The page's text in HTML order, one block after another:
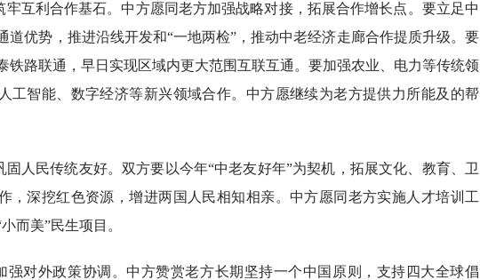
牢互利合作基石。中方愿同老方加强战略对接，拓展合作增长点。要立足中
道优势，推进沿线开发和“一地两检”，推动中老经济走廊合作提质升级。要
铁路联通，早日实现区域内更大范围互联互通。要加强农业、电力等传统领
工智能、数字经济等新兴领域合作。中方愿继续为老方提供力所能及的帮
固人民传统友好。双方要以今年“中老友好年”为契机，拓展文化、教育、卫
，深挖红色资源，增进两国人民相知相亲。中方愿同老方实施人才培训工
而美”民生项目。
强对外政策协调。中方赞赏老方长期坚持一个中国原则，支持四大全球倡